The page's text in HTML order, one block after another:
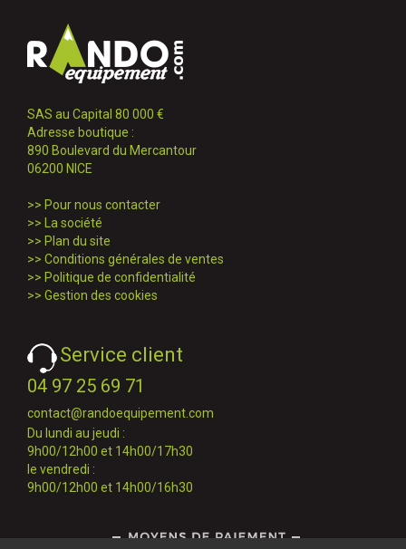
SAS au Capital 80 000 €
Adresse boutique :
890 Boulevard du Mercantour
06200 NICE
>> Pour nous contacter
>>
La société
>> Plan du site
>> Conditions générales de ventes
>> Politique de confidentialité
>> Gestion des cookies
Service client
04 97 25 69 71
contact@randoequipement.com
Du lundi au jeudi :
9h00/12h00 et 14h00/17h30
le vendredi :
9h00/12h00 et 14h00/16h30